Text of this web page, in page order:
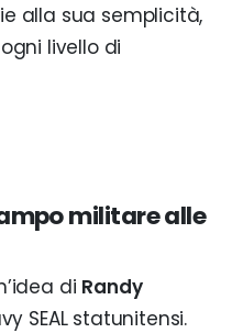
alla sua semplicità,
livello di
militare alle
di Randy
SEAL statunitensi.